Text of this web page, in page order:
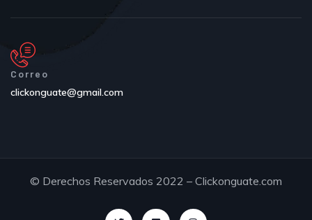
Correo
clickonguate@gmail.com
© Derechos Reservados 2022 – Clickonguate.com